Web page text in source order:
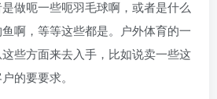
做呃一些呃羽毛球啊，或者是什么
啊，等等这些都是。户外体育的一
些方面来去入手，比如说卖一些这
的要要求。